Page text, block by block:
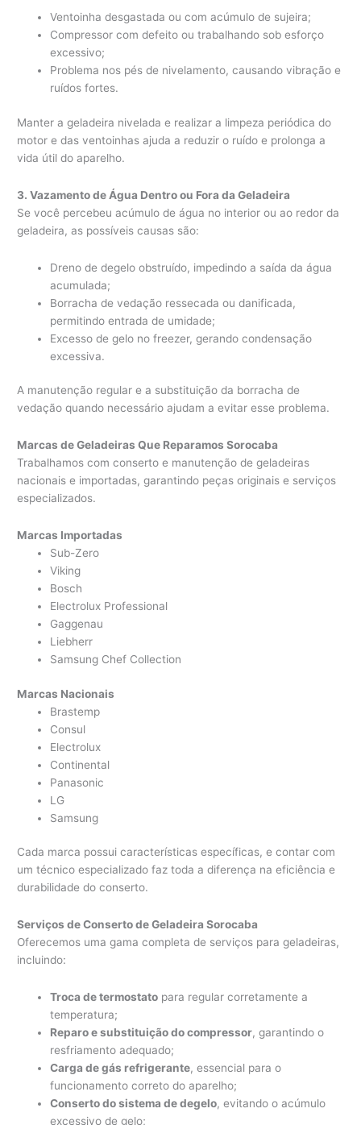
Ventoinha desgastada ou com acúmulo de sujeira;
Compressor com defeito ou trabalhando sob esforço
excessivo;
Problema nos pés de nivelamento, causando vibração e
ruídos fortes.
Manter a geladeira nivelada e realizar a limpeza periódica do
motor e das ventoinhas ajuda a reduzir o ruído e prolonga a
vida útil do aparelho.
3. Vazamento de Água Dentro ou Fora da Geladeira
Se você percebeu acúmulo de água no interior ou ao redor da
geladeira, as possíveis causas são:
Dreno de degelo obstruído, impedindo a saída da água
acumulada;
Borracha de vedação ressecada ou danificada,
permitindo entrada de umidade;
Excesso de gelo no freezer, gerando condensação
excessiva.
A manutenção regular e a substituição da borracha de
vedação quando necessário ajudam a evitar esse problema.
Marcas de Geladeiras Que Reparamos Sorocaba
Trabalhamos com conserto e manutenção de geladeiras
nacionais e importadas, garantindo peças originais e serviços
especializados.
Marcas Importadas
Sub-Zero
Viking
Bosch
Electrolux Professional
Gaggenau
Liebherr
Samsung Chef Collection
Marcas Nacionais
Brastemp
Consul
Electrolux
Continental
Panasonic
LG
Samsung
Cada marca possui características específicas, e contar com
um técnico especializado faz toda a diferença na eficiência e
durabilidade do conserto.
Serviços de Conserto de Geladeira Sorocaba
Oferecemos uma gama completa de serviços para geladeiras,
incluindo:
Troca de termostato para regular corretamente a
temperatura;
Reparo e substituição do compressor, garantindo o
resfriamento adequado;
Carga de gás refrigerante, essencial para o
funcionamento correto do aparelho;
Conserto do sistema de degelo, evitando o acúmulo
excessivo de gelo;